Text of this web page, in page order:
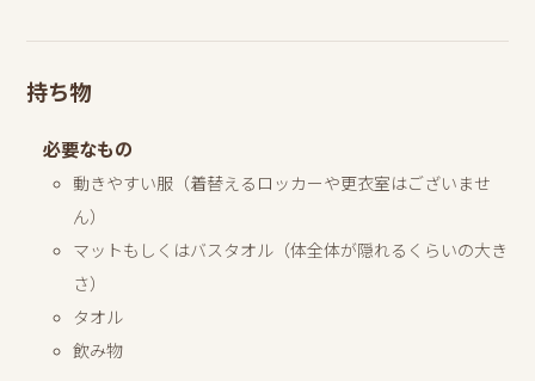
持ち物
必要なもの
動きやすい服（着替えるロッカーや更衣室はございませ
ん）
マットもしくはバスタオル（体全体が隠れるくらいの大き
さ）
タオル
飲み物